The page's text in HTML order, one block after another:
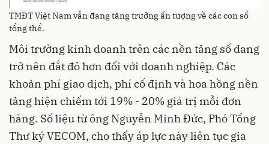
TMĐT Việt Nam vẫn đang tăng trưởng ấn tượng về các con số
tổng thể.
Môi trường kinh doanh trên các nền tảng số đang
trở nên đắt đỏ hơn đối với doanh nghiệp. Các
khoản phí giao dịch, phí cố định và hoa hồng nền
tảng hiện chiếm tới 19% - 20% giá trị mỗi đơn
hàng. Số liệu từ ông Nguyễn Minh Đức, Phó Tổng
Thư ký VECOM, cho thấy áp lực này liên tục gia